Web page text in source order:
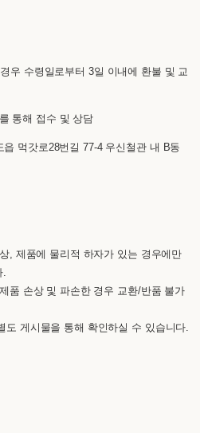
우 수령일로부터 3일 이내에 환불 및 교
통해 접수 및 상담
먹갓로28번길 77-4 우신철관 내 B동
, 제품에 물리적 하자가 있는 경우에만
품 손상 및 파손한 경우 교환/반품 불가
도 게시물을 통해 확인하실 수 있습니다.